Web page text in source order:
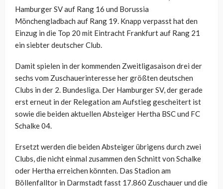
Hamburger SV auf Rang 16 und Borussia
Mönchengladbach auf Rang 19. Knapp verpasst hat den
Einzug in die Top 20 mit Eintracht Frankfurt auf Rang 21
ein siebter deutscher Club.
Damit spielen in der kommenden Zweitligasaison drei der
sechs vom Zuschauerinteresse her größten deutschen
Clubs in der 2. Bundesliga. Der Hamburger SV, der gerade
erst erneut in der Relegation am Aufstieg gescheitert ist
sowie die beiden aktuellen Absteiger Hertha BSC und FC
Schalke 04.
Ersetzt werden die beiden Absteiger übrigens durch zwei
Clubs, die nicht einmal zusammen den Schnitt von Schalke
oder Hertha erreichen könnten. Das Stadion am
Böllenfalltor in Darmstadt fasst 17.860 Zuschauer und die